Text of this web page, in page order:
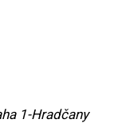
1-Hradčany